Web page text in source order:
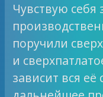
Чувствую
поручили
и
зависит вся её